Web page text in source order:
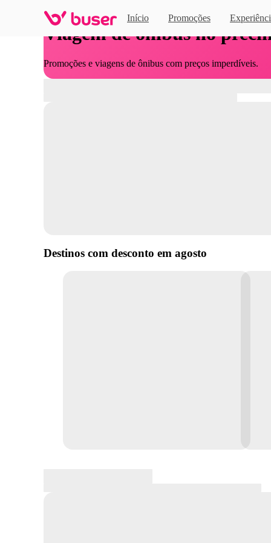
Início Promoções
Viagem de ônibus no
Promoções e viagens de ônibus com preços imperdíveis.
Destinos com desconto em agosto